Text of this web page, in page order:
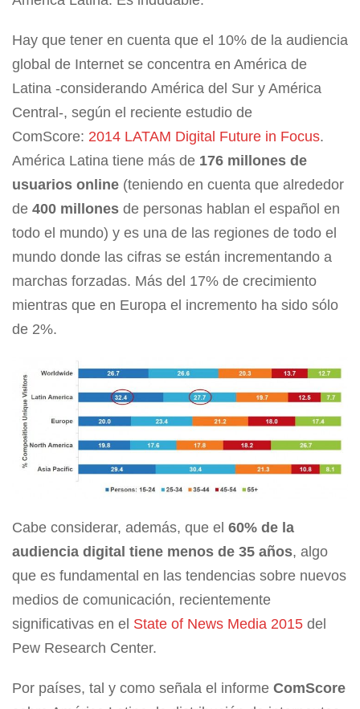
Hay que tener en cuenta que el 10% de la audiencia
global de Internet se concentra en América de
Latina -considerando América del Sur y América
Central-, según el reciente estudio de
ComScore: 2014 LATAM Digital Future in Focus.
América Latina tiene más de 176 millones de
usuarios online (teniendo en cuenta que alrededor
de 400 millones de personas hablan el español en
todo el mundo) y es una de las regiones de todo el
mundo donde las cifras se están incrementando a
marchas forzadas. Más del 17% de crecimiento
mientras que en Europa el incremento ha sido sólo
de 2%.
Cabe considerar, además, que el 60% de la
audiencia digital tiene menos de 35 años, algo
que es fundamental en las tendencias sobre nuevos
medios de comunicación, recientemente
significativas en el State of News Media 2015 del
Pew Research Center.
Por países, tal y como señala el informe ComScore